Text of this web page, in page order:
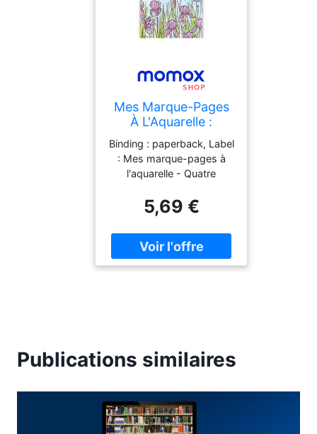
Mes Marque-Pages
À L'Aquarelle :
Quatre Saisons
Binding : paperback, Label
: Mes marque-pages à
l'aquarelle - Quatre
palette de 6 couleurs,
Format : big_book,
medium : paperback,
numberOfPages : 16,
publicationDate : 2025-
5,69 €
Publications similaires